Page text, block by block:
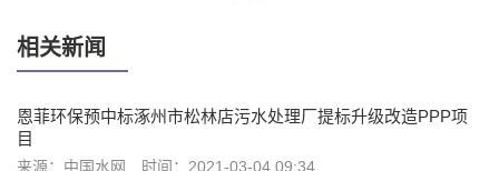
相关新闻
恩菲环保预中标涿州市松林店污水处理厂提标升级改造PPP项
目
来源：中国水网 时间：2021-03-04 09:34